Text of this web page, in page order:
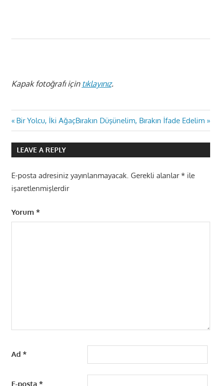
Kapak fotoğrafı için tıklayınız.
Yazı
gezinmesi
Previous
Post:
Bir Yolcu, İki AğaçNext
Post:
Bırakın Düşünelim, Bırakın İfade Edelim
LEAVE A REPLY
E-posta adresiniz yayınlanmayacak. Gerekli alanlar*ile
işaretlenmişlerdir
Yorum *
Ad *
E-posta *